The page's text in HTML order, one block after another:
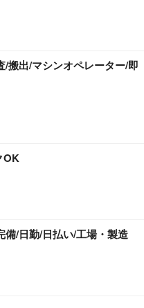
/搬出/マシンオペレーター/即
OK
備/日勤/日払い/工場・製造